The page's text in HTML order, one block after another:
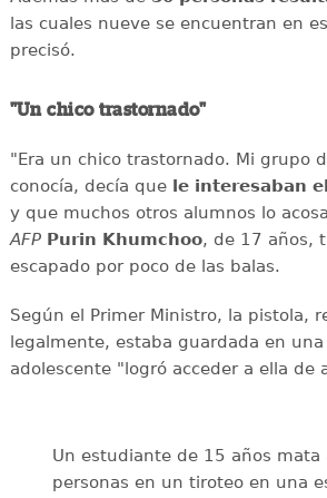
las cuales nueve se encuentran en
precisó.
"Un chico trastornado"
"Era un chico trastornado. Mi grupo
conocía, decía que le interesaban el
y que muchos otros alumnos lo
AFP Purin Khumchoo, de 17 años,
escapado por poco de las balas.
Según el Primer Ministro, la pistola,
legalmente, estaba guardada en una
adolescente "logró acceder a ella de
Un estudiante de 15 años mata
personas en un tiroteo en una